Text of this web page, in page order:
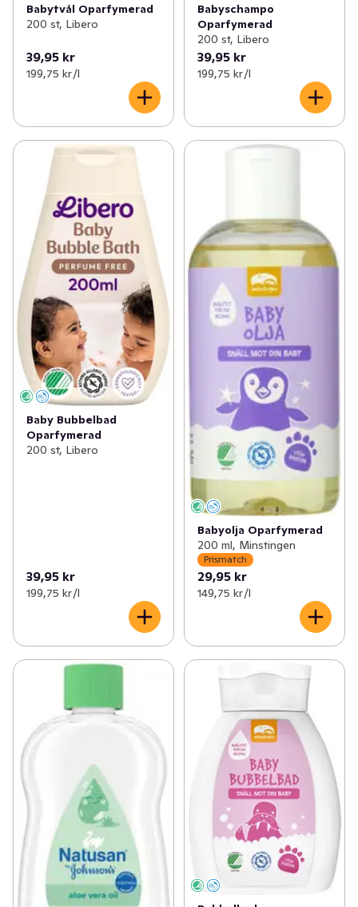
Babytvål Oparfymerad
200 st, Libero
39,95 kr
199,75 kr /l
Babyschampo
Oparfymerad
200 st, Libero
39,95 kr
199,75 kr /l
Baby Bubbelbad
Oparfymerad
200 st, Libero
39,95 kr
199,75 kr /l
Babyolja Oparfymerad
200 ml, Minstingen
Prismatch
29,95 kr
149,75 kr /l